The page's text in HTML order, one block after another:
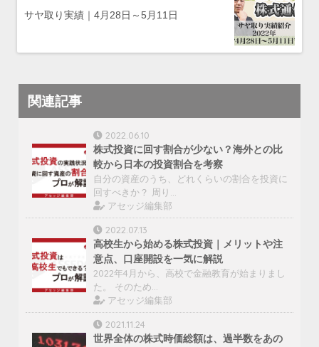
サヤ取り実績｜4月28日～5月11日
関連記事
2022.06.10
株式投資に回す割合が少ない？海外との比
較から日本の投資割合を考察
自分の資産のうち、どれくらいの割合を投資に
回すべきか？ 周り…
アセッジ編集部
2022.07.13
高校生から始める株式投資｜メリットや注
意点、口座開設を一気に解説
2022年4月から、高校で金融教育が始まりまし
た。 そのため…
アセッジ編集部
2021.11.24
世界全体の株式時価総額は、過半数をあの